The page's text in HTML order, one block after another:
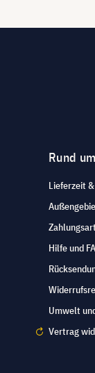
Rund
Lieferzeit
Hilfe und
Umwelt
Vertrag